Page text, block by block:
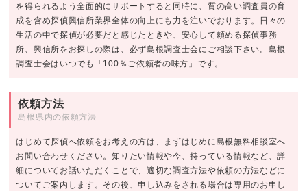
を得られるよう全面的にサポートすると同時に、質の高い調査員の育
成を含め探偵興信所業界全体の向上にも力を注いでおります。日々の
生活の中で探偵が必要だと感じたときや、安心して頼める探偵事務
所、興信所をお探しの際は、必ず島根調査士会にご相談下さい。島根
調査士会はいつでも「100％ご依頼者の味方」です。
依頼方法
島根県内の依頼方法
はじめて探偵へ依頼をお考えの方は、まずはじめに島根無料相談室へ
お問い合わせください。知りたい情報や今、持っている情報など、詳
細についてお話いただくことで、適切な調査方法や依頼の方法などに
ついてご案内します。その後、申し込みをされる場合は専用のお申し